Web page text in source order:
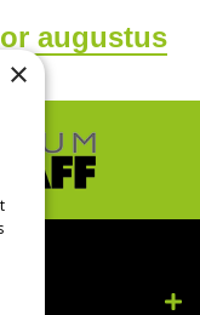
augustus
×